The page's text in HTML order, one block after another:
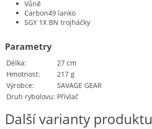
Vůně
Carbon49 lanko
SGY 1X BN trojháčky
Délka
27 cm
Hmotnost
217 g
Výrobce
SAVAGE GEAR
Druh rybolovu Přívlač
Parametry
Další varianty produktu